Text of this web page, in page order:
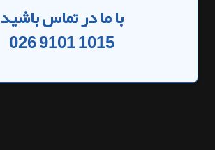
با ما در تماس باشید
026 9101 1015